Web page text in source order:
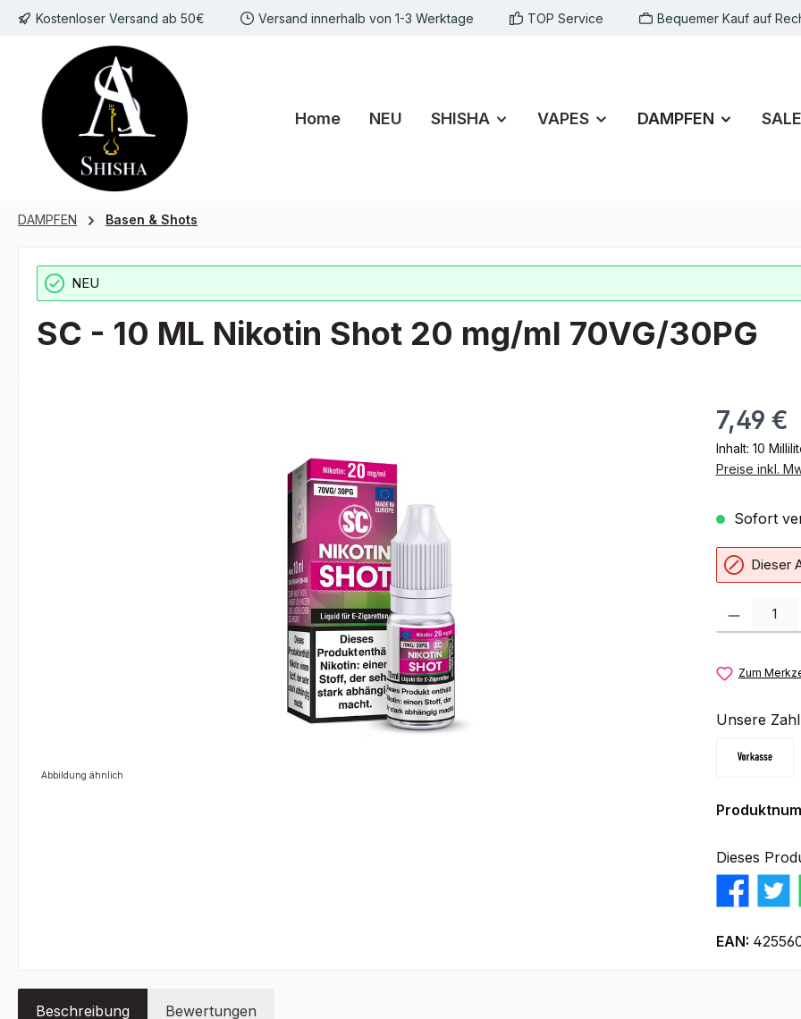
Hauptinhalt springen
Zur Suche springen
Zur Hauptnavigation springen
Kostenloser Versand ab 50€ Versand innerhalb von 1-3 Werktage TOP Service Bequemer Kauf auf
Home NEU SHISHA VAPES DAMPFEN SALE
DAMPFEN Basen & Shots
NEU
SC - 10 ML Nikotin Shot 20 mg/ml 70VG/30PG
Abbildung ähnlich
7,49 €
Inhalt: 10
Preise inkl.
Sofort
Dieser
Zum
Unsere
Dieses
EAN:
Beschreibung Bewertungen